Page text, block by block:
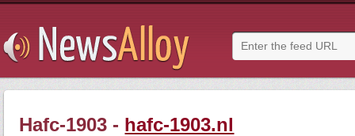
Hafc-1903 - hafc-1903.nl